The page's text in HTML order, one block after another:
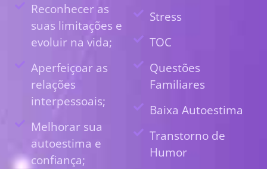
Reconhecer as
suas limitações e
evoluir na vida;
Aperfeiçoar as
relações
interpessoais;
Melhorar sua
autoestima e
confiança;
Stress
TOC
Questões
Familiares
Baixa Autoestima
Transtorno de
Humor